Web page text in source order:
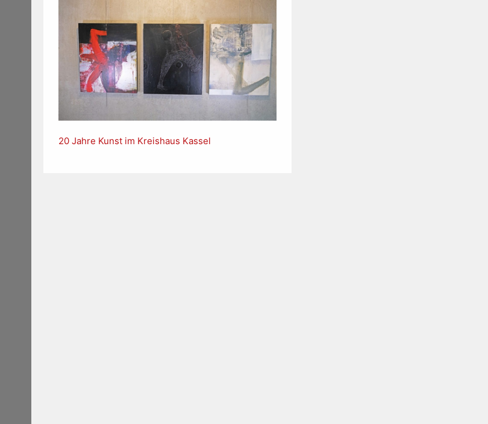
20 Jahre Kunst im Kreishaus Kassel